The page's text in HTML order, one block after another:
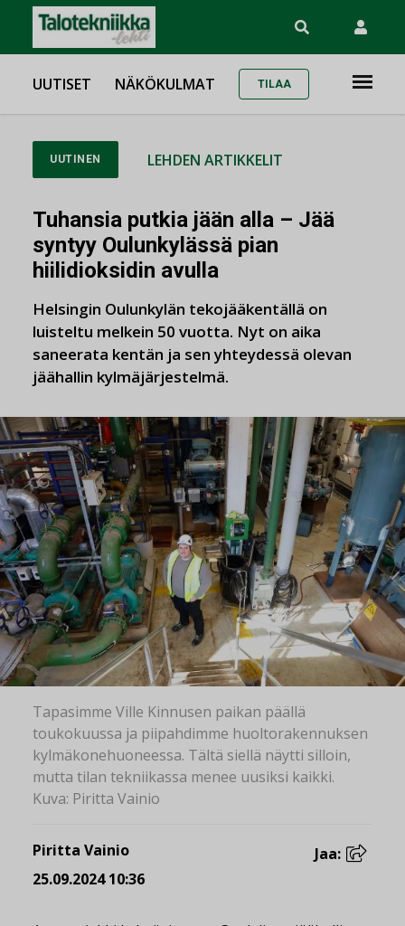
UUTISET NÄKÖKULMAT TILAA
UUTINEN LEHDEN ARTIKKELIT
Tuhansia putkia jään alla – Jää
syntyy Oulunkylässä pian
hiilidioksidin avulla
Helsingin Oulunkylän tekojääkentällä on
luisteltu melkein 50 vuotta. Nyt on aika
saneerata kentän ja sen yhteydessä olevan
jäähallin kylmäjärjestelmä.
Tapasimme Ville Kinnusen paikan päällä
toukokuussa ja piipahdimme huoltorakennuksen
kylmäkonehuoneessa. Tältä siellä näytti silloin,
mutta tilan tekniikassa menee uusiksi kaikki.
Kuva: Piritta Vainio
Piritta Vainio
25.09.2024 10:36
Jaa: